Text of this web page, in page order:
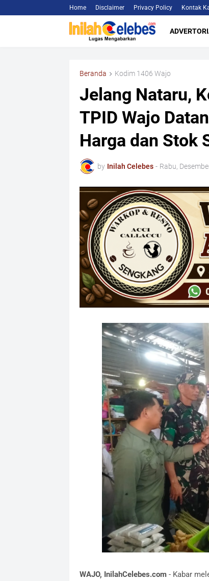
Home Disclaimer Privacy Policy Kontak
Beranda Kodim 1406 Wajo
Jelang Nataru,
TPID Wajo
Harga dan Stok
by Inilah Celebes - Rabu,
​WAJO, InilahCelebes.com- Kabar